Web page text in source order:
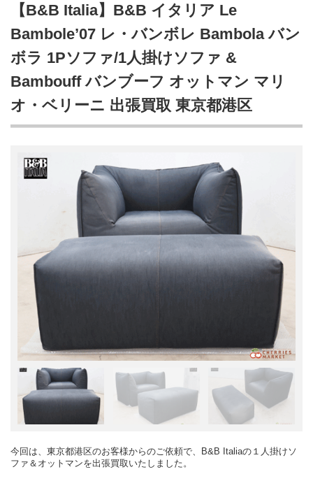
【B&B Italia】B&B イタリア Le
Bambole’07 レ・バンボレ Bambola バン
ボラ 1Pソファ/1人掛けソファ &
Bambouff バンブーフ オットマン マリ
オ・ベリーニ 出張買取 東京都港区
今回は、東京都港区のお客様からのご依頼で、B&B Italiaの１人掛けソ
ファ＆オットマンを出張買取いたしました。